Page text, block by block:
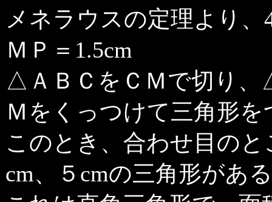
メネラウスの定理より
ＭＰ＝1.5cm
△ＡＢＣをＣＭで切り
Ｍをくっつけて三角形を
このとき、合わせ目の
cm、５cmの三角形があ